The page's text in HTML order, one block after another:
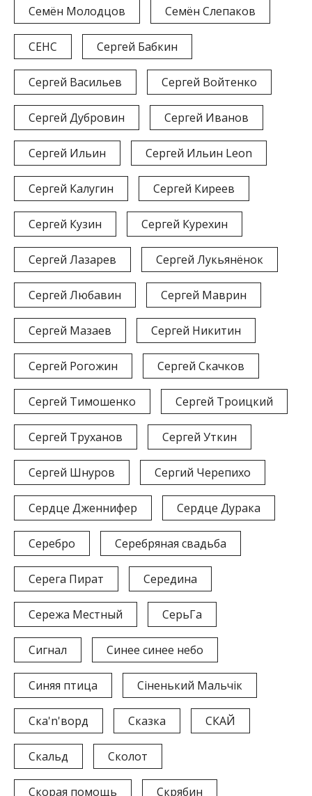
Семён Молодцов Семён Слепаков
СЕНС Сергей Бабкин
Сергей Васильев Сергей Войтенко
Сергей Дубровин Сергей Иванов
Сергей Ильин Сергей Ильин Leon
Сергей Калугин Сергей Киреев
Сергей Кузин Сергей Курехин
Сергей Лазарев Сергей Лукьянёнок
Сергей Любавин Сергей Маврин
Сергей Мазаев Сергей Никитин
Сергей Рогожин Сергей Скачков
Сергей Тимошенко Сергей Троицкий
Сергей Труханов Сергей Уткин
Сергей Шнуров Сергий Черепихо
Сердце Дженнифер Сердце Дурака
Серебро Серебряная свадьба
Серега Пират Середина
Сережа Местный СерьГа
Сигнал Синее синее небо
Синяя птица Сіненький Мальчік
Ска'n'ворд Сказка СКАЙ
Скальд Сколот
Скорая помощь Скрябин